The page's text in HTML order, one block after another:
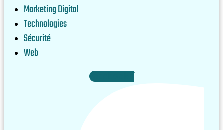
Marketing Digital
Technologies
Sécurité
Web
Facebook-f